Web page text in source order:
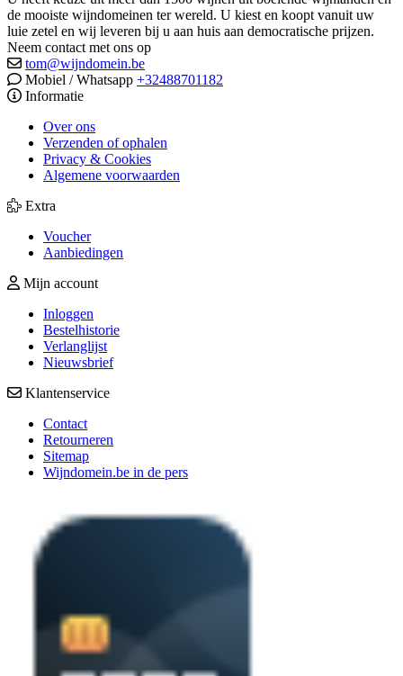
de mooiste wijndomeinen ter wereld. U kiest en koopt vanuit uw
luie zetel en wij leveren bij u aan huis aan democratische prijzen.
Neem contact met ons op
tom@wijndomein.be
Mobiel / Whatsapp +32488701182
Informatie
Over ons
Verzenden of ophalen
Privacy & Cookies
Algemene voorwaarden
Extra
Voucher
Aanbiedingen
Mijn account
Inloggen
Bestelhistorie
Verlanglijst
Nieuwsbrief
Klantenservice
Contact
Retourneren
Sitemap
Wijndomein.be in de pers